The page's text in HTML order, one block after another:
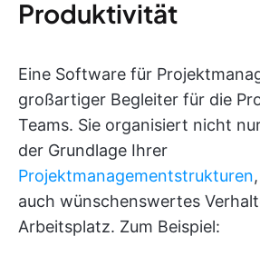
Produktivität
Eine Software für
großartiger Begleiter für die
Teams. Sie organisiert nicht
der Grundlage Ihrer
Projektmanagementstrukturen
auch wünschenswertes
Arbeitsplatz. Zum Beispiel: